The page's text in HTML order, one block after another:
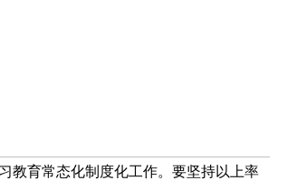
教育常态化制度化工作。要坚持以上率